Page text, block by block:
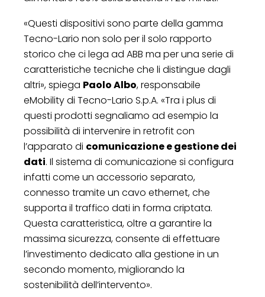
«Questi dispositivi sono parte della gamma
Tecno-Lario non solo per il solo rapporto
storico che ci lega ad ABB ma per una serie di
caratteristiche tecniche che li distingue dagli
altri», spiega Paolo Albo, responsabile
eMobility di Tecno-Lario S.p.A. «Tra i plus di
questi prodotti segnaliamo ad esempio la
possibilità di intervenire in retrofit con
l’apparato di comunicazione e gestione dei
dati. Il sistema di comunicazione si configura
infatti come un accessorio separato,
connesso tramite un cavo ethernet, che
supporta il traffico dati in forma criptata.
Questa caratteristica, oltre a garantire la
massima sicurezza, consente di effettuare
l’investimento dedicato alla gestione in un
secondo momento, migliorando la
sostenibilità dell’intervento».